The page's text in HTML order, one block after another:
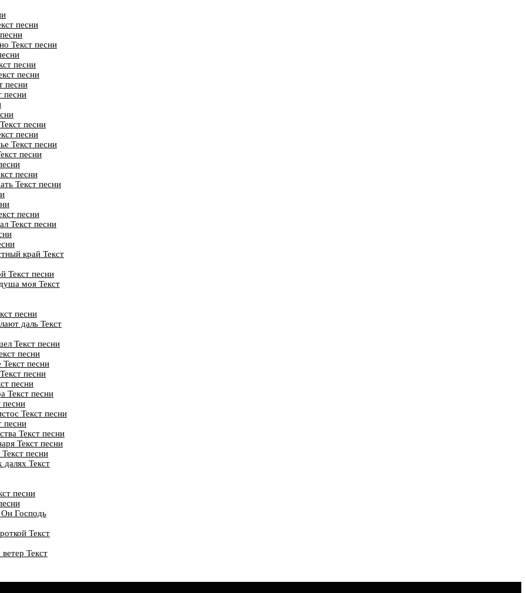
песни
Текст песни
песни
песни
песни
песни
песни
песни
Текст песни
песни
песни
Текст песни
песни
Текст песни
край Текст
Текст песни
моя Текст
песни
даль Текст
Текст песни
песни
песни
песни
песни
Текст песни
песни
Текст песни
песни
Текст песни
Текст песни
песни
Текст
песни
Господь
Текст
Текст